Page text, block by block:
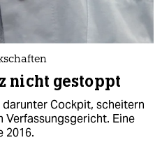
nicht gestoppt
darunter Cockpit, scheitern
Verfassungsgericht. Eine
2016.